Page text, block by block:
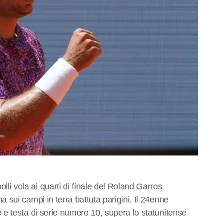
vola ai quarti di finale del Roland Garros,
sui campi in terra battuta parigini. Il 24enne
testa di serie numero 10, supera lo statunitense